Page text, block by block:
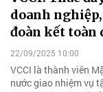
doanh
đoàn kết toàn
22/09/2025 10:00
VCCI là thành viên
nước giao nhiệm vụ